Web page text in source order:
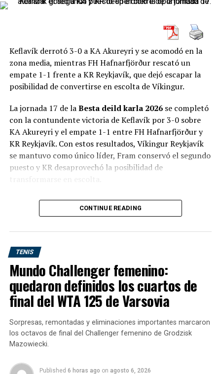
RELATED TOPICS: DAKAR DERECHOS HUMANOS
ONG
DON'T MISS
Los croatas no quieren el EURO.
Keflavík derrotó 3-0 a KA Akureyri y se acomodó en la
zona media, mientras FH Hafnarfjörður rescató un
empate 1-1 frente a KR Reykjavík, que dejó escapar la
posibilidad de convertirse en escolta de Víkingur.
La jornada 17 de laBesta deild karla 2026se completó
con la contundente victoria de Keflavík por 3-0 sobre
KA Akureyri y el empate 1-1 entre FH Hafnarfjörður y
KR Reykjavík. Con estos resultados, Víkingur Reykjavík
se mantuvo como único líder, Fram conservó el segundo
puesto y KR desaprovechó la posibilidad de
La fecha terminó con18 goles en seis encuentros
razón de tres tantos por partido. Se registraron dos
Resultados completos de la jornada
17
Partido
Resultado
ÍBV Vestmannaeyjar – Fram
1-2
ÍA Akranes – Víkingur Reykjavík
2-2
Valur – Stjarnan
CONTINUE READING
TENIS
Mundo Challenger femenino:
quedaron definidos los cuartos de
final del WTA 125 de Varsovia
Sorpresas, remontadas y eliminaciones importantes marcaron
los octavos de final del Challenger femenino de Grodzisk
Mazowiecki.
Published 6 horas ago on agosto 6, 2026